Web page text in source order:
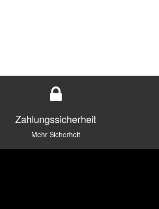
Zahlungssicherheit
Mehr Sicherheit